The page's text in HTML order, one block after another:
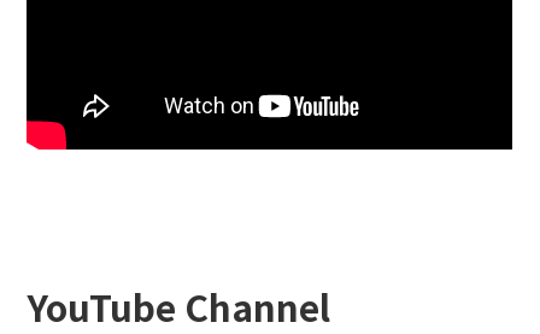
YouTube Channel